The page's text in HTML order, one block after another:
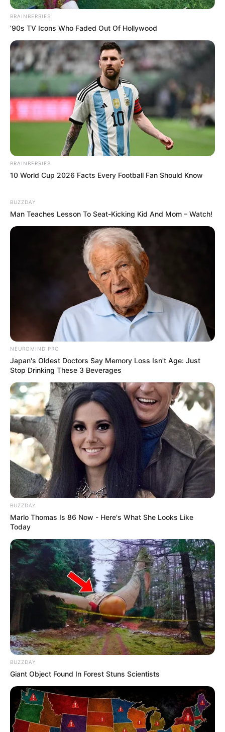
BRAINBERRIES
’90s TV Icons Who Faded Out Of Hollywood
BRAINBERRIES
10 World Cup 2026 Facts Every Football Fan Should Know
BUZZDAY
Man Teaches Lesson To Seat-Kicking Kid And Mom – Watch!
NEUROMIND PRO
Japan's Oldest Doctors Say Memory Loss Isn't Age: Just
Stop Drinking These 3 Beverages
BUZZDAY
Marlo Thomas Is 86 Now - Here's What She Looks Like
Today
BUZZDAY
Giant Object Found In Forest Stuns Scientists